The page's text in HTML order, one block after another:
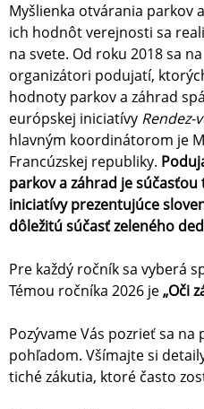
Myšlienka otvárania parkov
ich hodnôt verejnosti sa
na svete. Od roku 2018 sa
organizátori podujatí,
hodnoty parkov a záhrad
európskej iniciatívy Rendez-
hlavným koordinátorom je
Francúzskej republiky.
parkov a záhrad je
iniciatívy prezentujúce
dôležitú súčasť zeleného
Pre každý ročník sa vyberá
Témou ročníka 2026 je„Oči
Pozývame Vás pozrieť sa na
pohľadom. Všímajte si
tiché zákutia, ktoré často